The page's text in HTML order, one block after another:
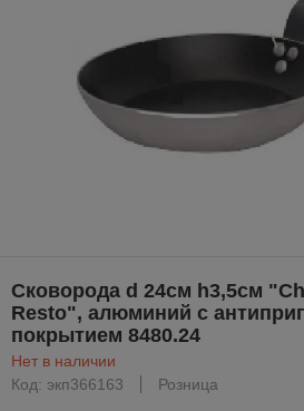
Сковорода d 24см h3,5см
Resto", алюминий с
покрытием 8480.24
Нет в наличии
Код: экп366163
Розница